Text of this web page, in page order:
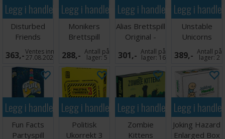
Legg i handlekurven
Disturbed
Friends
Kortspill
363,-Ventes inn
27.08.2026
Legg i handlekurven
Monikers
Brettspill
288,- Antall på
lager:5
Legg i handlekurven
Alias Brettspill
Original -
Engelsk
301,- Antall på
lager: 16
Legg i
Unstable
Unicorns
NSFW
Brettspill
389,- Antall på
lager:2
Legg i handlekurven
Fun Facts
Partyspill
Legg i handlekurven
Politisk
Ukorrekt 3
Legg i handlekurven
Zombie
Kittens
Legg i
Joking Hazard
Enlarged Box